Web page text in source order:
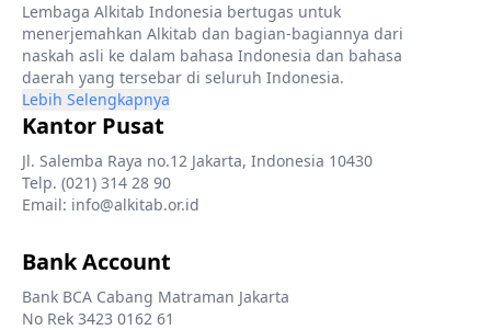
Lembaga Alkitab Indonesia bertugas untuk
menerjemahkan Alkitab dan bagian-bagiannya dari
naskah asli ke dalam bahasa Indonesia dan bahasa
daerah yang tersebar di seluruh Indonesia.
Lebih Selengkapnya
Kantor Pusat
Jl. Salemba Raya no.12 Jakarta, Indonesia 10430
Telp. (021) 314 28 90
Email: info@alkitab.or.id
Bank Account
Bank BCA Cabang Matraman Jakarta
No Rek 3423 0162 61